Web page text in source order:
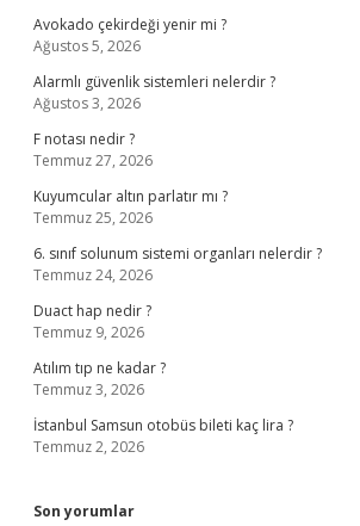
Avokado çekirdeği yenir mi ?
Ağustos 5, 2026
Alarmlı güvenlik sistemleri nelerdir ?
Ağustos 3, 2026
F notası nedir ?
Temmuz 27, 2026
Kuyumcular altın parlatır mı ?
Temmuz 25, 2026
6. sınıf solunum sistemi organları nelerdir ?
Temmuz 24, 2026
Duact hap nedir ?
Temmuz 9, 2026
Atılım tıp ne kadar ?
Temmuz 3, 2026
İstanbul Samsun otobüs bileti kaç lira ?
Temmuz 2, 2026
Son yorumlar